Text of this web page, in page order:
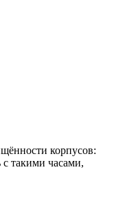
корпусов:
с такими часами,